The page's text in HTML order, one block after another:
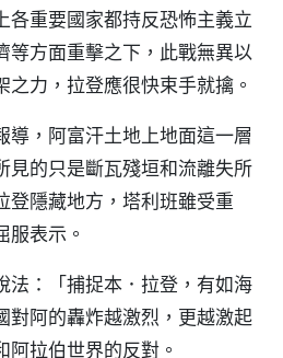
各重要國家都持反恐怖主義立
等方面重擊之下，此戰無異以
力，拉登應很快束手就擒。
導，阿富汗土地上地面這一層
見的只是斷瓦殘垣和流離失所
登隱藏地方，塔利班雖受重
服表示。
法：「捕捉本．拉登，有如海
對阿的轟炸越激烈，更越激起
拉伯世界的反對。